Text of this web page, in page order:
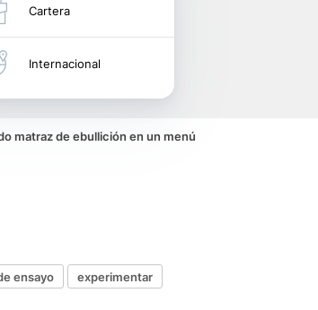
Cartera
Internacional
matraz de ebullición en un menú
ensayo experimentar